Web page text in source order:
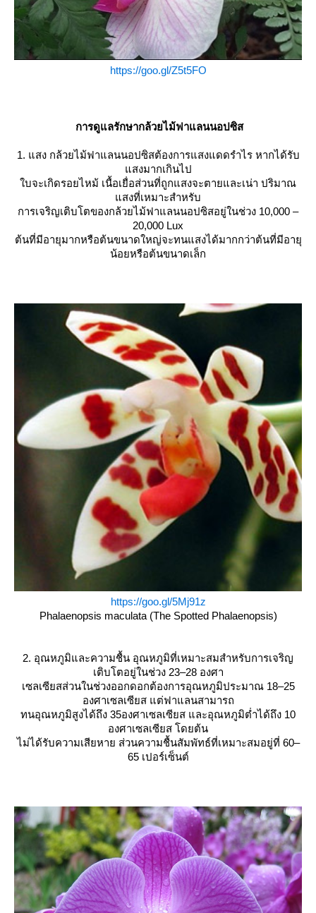
https://goo.gl/Z5t5FO
การดูแลรักษากล้วยไม้ฟาแลนนอปซิส
1. แสง กล้วยไม้ฟาแลนนอปซิสต้องการแสงแดดรำไร หากได้รับ
สงมากเกินไป
บจะเกิดรอยไหม้ เนื้อเยื่อส่วนที่ถูกแสงจะตายและเน่า ปริมาณ
สงที่เหมาะสำหรับ
การเจริญเติบโตของกล้วยไม้ฟาแลนนอปซิสอยู่ในช่วง 10,000 –
20,000 Lux
ต้นที่มีอายุมากหรือต้นขนาดใหญ่จะทนแสงได้มากกว่าต้นที่มีอายุ
น้อยหรือต้นขนาดเล็ก
https://goo.gl/5Mj91z
Phalaenopsis maculata (The Spotted Phalaenopsis)
2. อุณหภูมิและความชื้น อุณหภูมิที่เหมาะสมสำหรับการเจริญ
เติบโตอยู่ในช่วง 23–28 องศา
เซลเซียสส่วนในช่วงออกดอกต้องการอุณหภูมิประมาณ 18–25
องศาเซลเซียส แต่ฟาแลนสามารถ
ทนอุณหภูมิสูงได้ถึง 35องศาเซลเซียส และอุณหภูมิต่ำได้ถึง 10
องศาเซลเซียส โดยต้น
ไม่ได้รับความเสียหาย ส่วนความชื้นสัมพัทธ์ที่เหมาะสมอยู่ที่ 60–
65 เปอร์เซ็นต์